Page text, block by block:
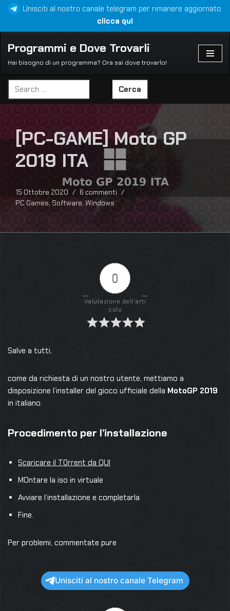
al
contenuto
Unisciti al nostro canale telegram per rimanere aggiornato:
clicca qui
Programmi e Dove Trovarli
Hai bisogno di un programma? Ora sai dove trovarlo!
Cerca
[PC-GAME] Moto GP
2019 ITA
15 Ottobre 2020
6 commenti
PC Games,Software,Windows
0
Valutazione dell'arti
colo
Salve a tutti,
come da richiesta di un nostro utente, mettiamo a
disposizione l’installer del gioco ufficiale della MotoGP 2019
in italiano.
Procedimento per l’installazione
Scaricare il T0rrent da QUI
MOntare la iso in virtuale
Avviare l’installazione e completarla
Fine.
Per problemi, commentate pure
Unisciti al nostro canale Telegram